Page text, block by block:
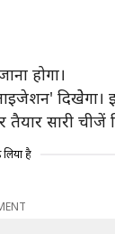
होगा।
दिखेेगा।
सारी चीजें
है